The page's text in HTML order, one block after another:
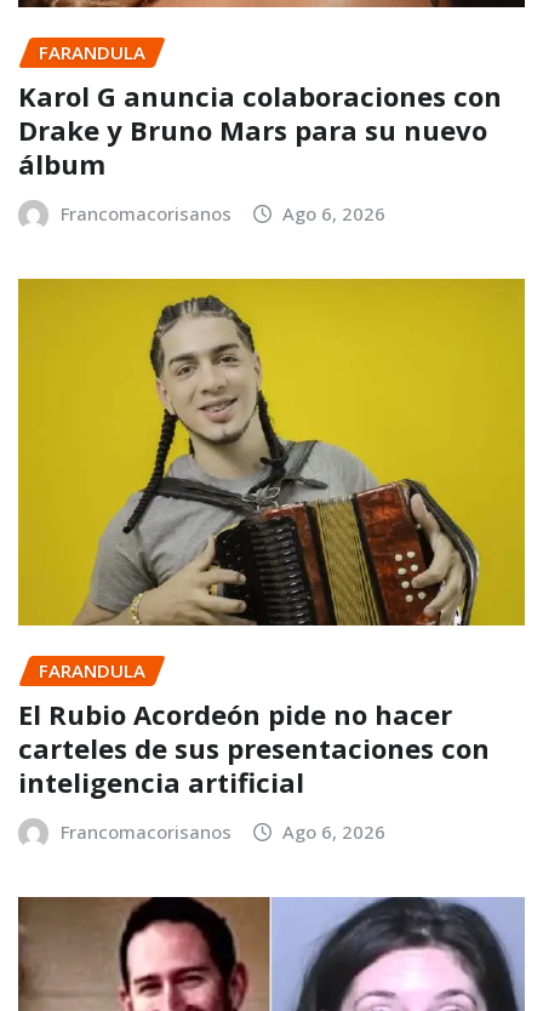
FARANDULA
Karol G anuncia colaboraciones con
Drake y Bruno Mars para su nuevo
álbum
Francomacorisanos Ago 6, 2026
FARANDULA
El Rubio Acordeón pide no hacer
carteles de sus presentaciones con
inteligencia artificial
Francomacorisanos Ago 6, 2026